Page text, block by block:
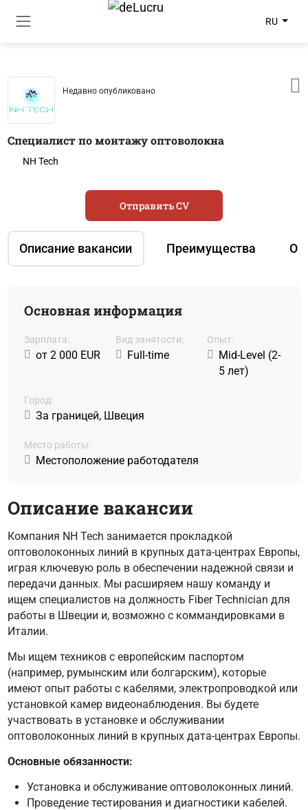
RU
Недавно опубликовано
Специалист по монтажу оптоволокна
NH Tech
Описание вакансии Преимущества О
Отправить CV
Основная информация
Зарплата:
от 2 000 EUR
Вид занятости:
Full-time
Oпыт:
Mid-Level (2-
5 лет)
Город:
За границей, Швеция
Место работы:
Местоположение работодателя
Описание вакансии
Компания NH Tech занимается прокладкой
оптоволоконных линий в крупных дата-центрах Европы,
играя ключевую роль в обеспечении надежной связи и
передачи данных. Мы расширяем нашу команду и
ищем специалистов на должность Fiber Technician для
работы в Швеции и, возможно с коммандировками в
Италии.
Мы ищем техников с европейским паспортом
(например, румынским или болгарским), которые
имеют опыт работы с кабелями, электропроводкой или
установкой камер видеонаблюдения. Вы будете
участвовать в установке и обслуживании
оптоволоконных линий в крупных дата-центрах Европы.
Основные обязанности:
Установка и обслуживание оптоволоконных линий.
Проведение тестирования и диагностики кабелей.